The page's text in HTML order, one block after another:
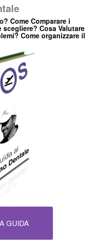
Come Comparare i
scegliere? Cosa Valutare
Come organizzare il
GUIDA